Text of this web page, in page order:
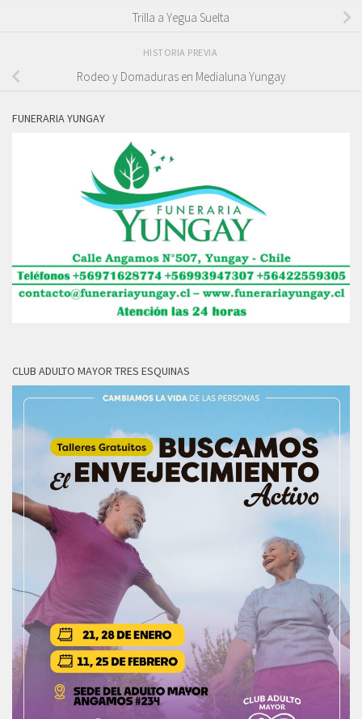
Trilla a Yegua Suelta
HISTORIA PREVIA
Rodeo y Domaduras en Medialuna Yungay
FUNERARIA YUNGAY
CLUB ADULTO MAYOR TRES ESQUINAS